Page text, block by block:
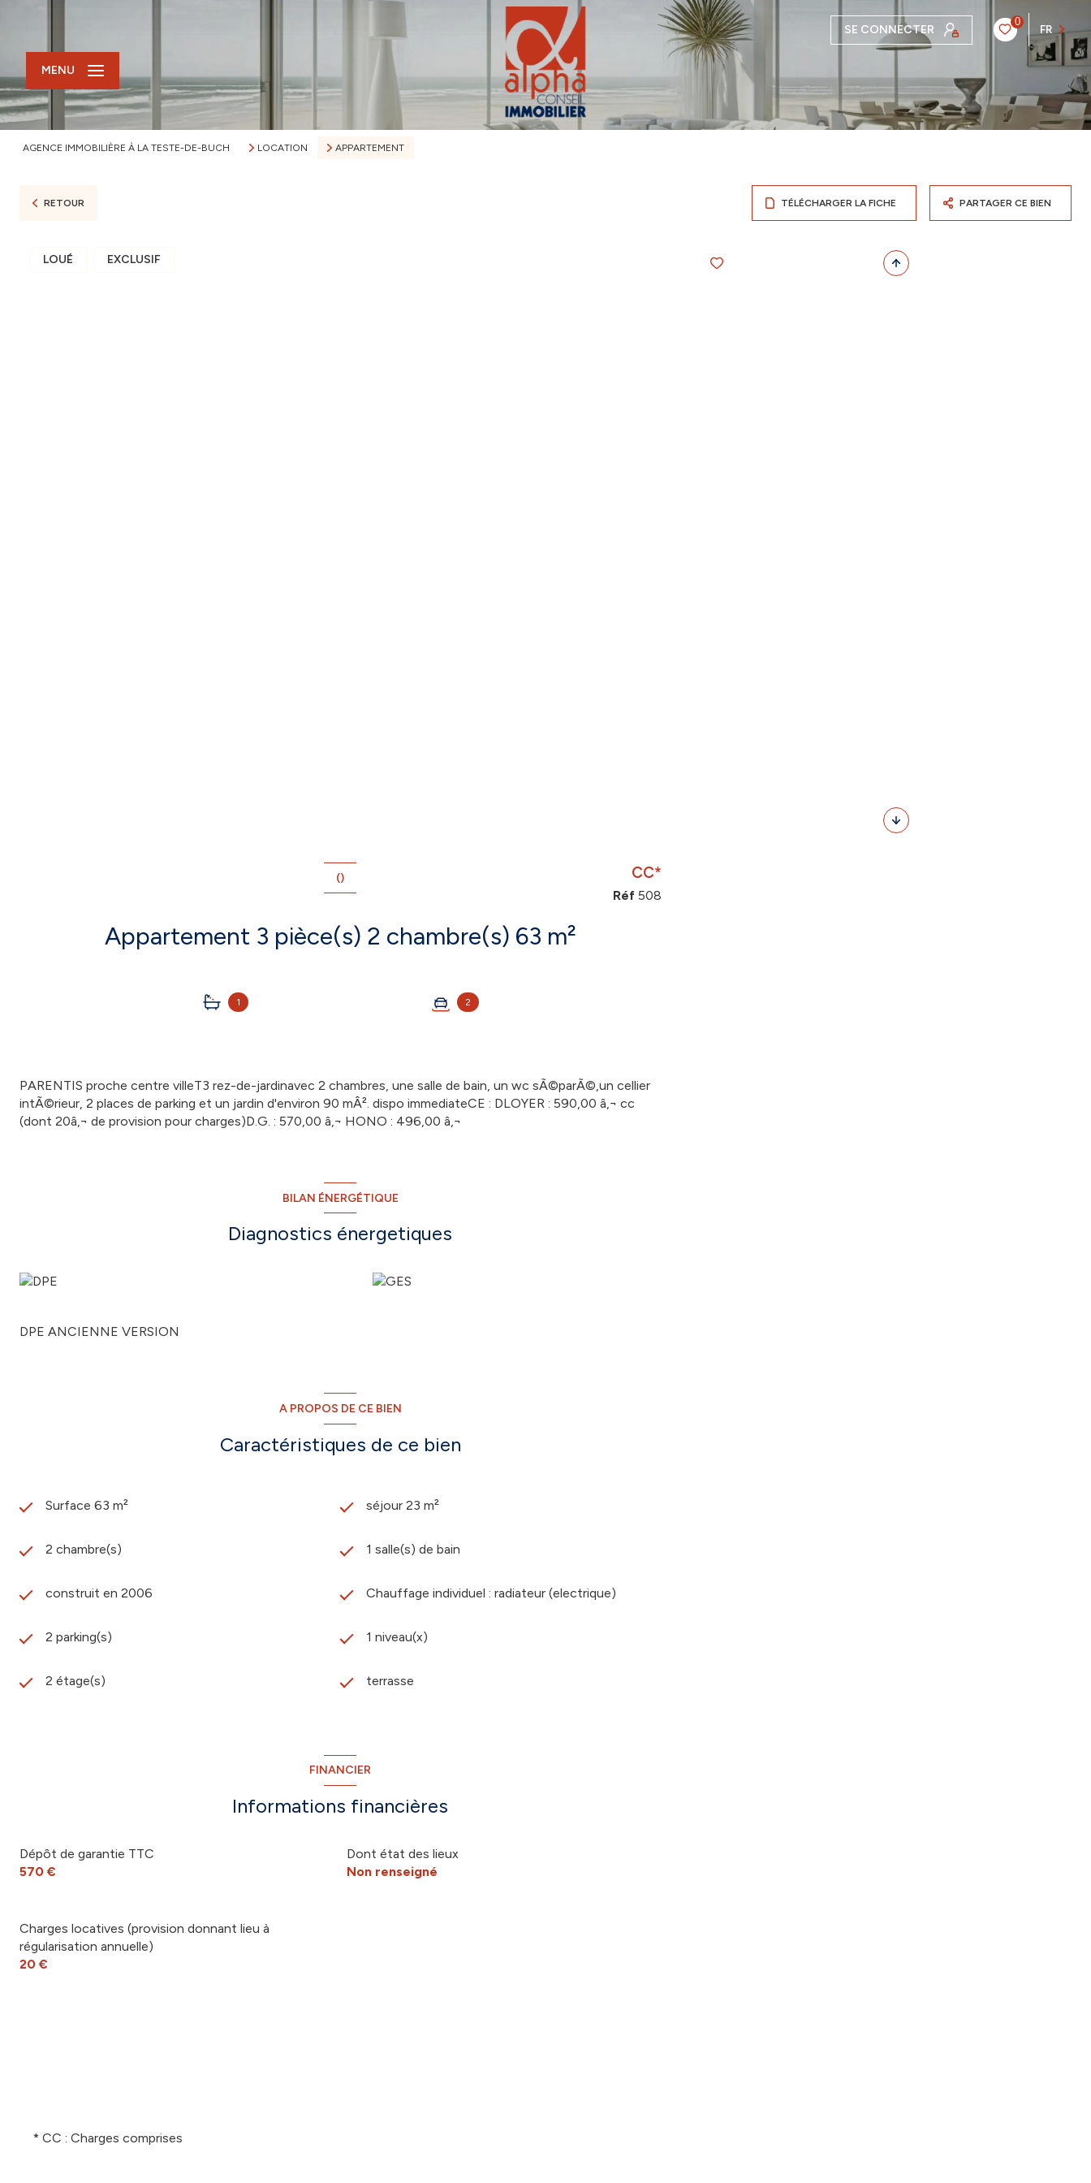
SE CONNECTER
0
FR
MENU
AGENCE IMMOBILIÈRE À LA TESTE-DE-BUCH LOCATION APPARTEMENT
RETOUR TÉLÉCHARGER LA FICHE PARTAGER CE BIEN
LOUÉ EXCLUSIF
()
Appartement 3 pièce(s) 2 chambre(s) 63 m²
1 2
CC*
Réf 508
PARENTIS proche centre villeT3 rez-de-jardinavec 2 chambres, une salle de bain, un wc sÃ©parÃ©,un cellier
intÃ©rieur, 2 places de parking et un jardin d'environ 90 mÂ². dispo immediateCE : DLOYER : 590,00 â‚¬ cc
(dont 20â‚¬ de provision pour charges)D.G. : 570,00 â‚¬ HONO : 496,00 â‚¬
BILAN ÉNERGÉTIQUE
Diagnostics énergetiques
DPE ANCIENNE VERSION
A PROPOS DE CE BIEN
Caractéristiques de ce bien
Surface 63 m² séjour 23 m²
2 chambre(s) 1 salle(s) de bain
construit en 2006 Chauffage individuel : radiateur (electrique)
2 parking(s) 1 niveau(x)
2 étage(s) terrasse
FINANCIER
Informations financières
Dont état des lieux
Non renseigné
Dépôt de garantie TTC
570 €
Charges locatives (provision donnant lieu à
régularisation annuelle)
20 €
* CC : Charges comprises